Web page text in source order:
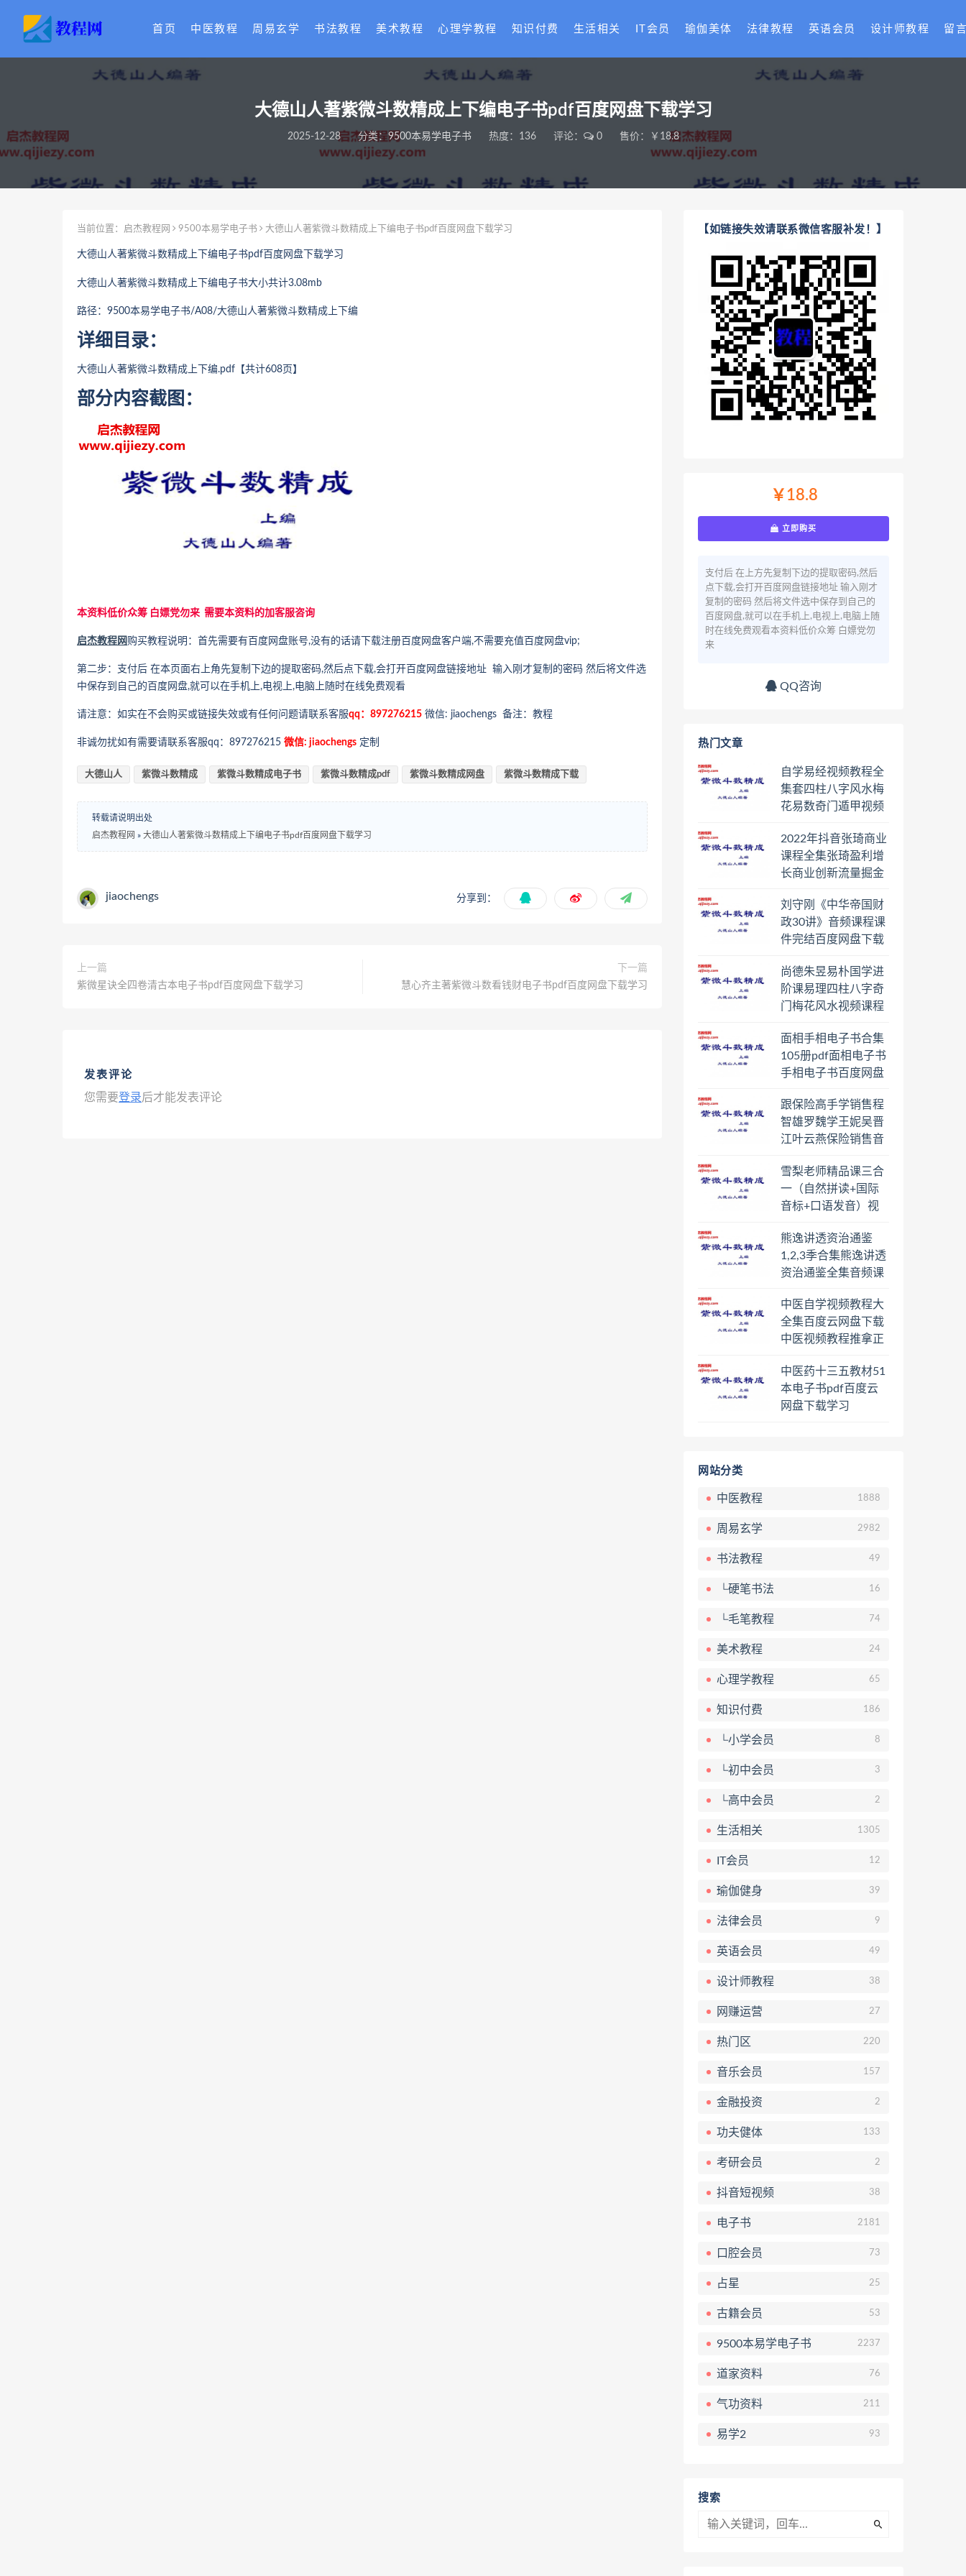
首页 中医教程 周易玄学 书法教程 美术教程 心理学教程 知识付费 生活相关 IT会员 瑜伽美体 法律教程 英语会员 设计师教程 留
大德山人著紫微斗数精成上下编电子书pdf百度网盘下载学习
2025-12-28 分类：9500本易学电子书 热度：136 评论： 0 售价：￥18.8
当前位置： 启杰教程网 9500本易学电子书 大德山人著紫微斗数精成上下编电子书pdf百度网盘下载学习
大德山人著紫微斗数精成上下编电子书pdf百度网盘下载学习
大德山人著紫微斗数精成上下编电子书大小共计3.08mb
路径：9500本易学电子书/A08/大德山人著紫微斗数精成上下编
详细目录：
大德山人著紫微斗数精成上下编.pdf【共计608页】
部分内容截图：
本资料低价众筹 白嫖党勿来 需要本资料的加客服咨询
启杰教程网 购买教程说明：首先需要有百度网盘账号,没有的话请下载注册百度网盘客户端,不需要充值百度网盘vip;
第二步：支付后 在本页面右上角先复制下边的提取密码,然后点下载,会打开百度网盘链接地址 输入刚才复制的密码 然后将文件选
中保存到自己的百度网盘,就可以在手机上,电视上,电脑上随时在线免费观看
请注意：如实在不会购买或链接失效或有任何问题请联系客服qq：897276215 微信: jiaochengs 备注：教程
非诚勿扰如有需要请联系客服qq：897276215 微信: jiaochengs 定制
大德山人 紫微斗数精成 紫微斗数精成电子书 紫微斗数精成pdf 紫微斗数精成网盘 紫微斗数精成下载
转载请说明出处
启杰教程网 » 大德山人著紫微斗数精成上下编电子书pdf百度网盘下载学习
jiaochengs 分享到：
上一篇
紫微星诀全四卷清古本电子书pdf百度网盘下载学习
下一篇
慧心齐主著紫微斗数看钱财电子书pdf百度网盘下载学习
发表评论
您需要登录后才能发表评论
【如链接失效请联系微信客服补发！】
￥18.8
立即购买
支付后 在上方先复制下边的提取密码,然后
点下载,会打开百度网盘链接地址 输入刚才
复制的密码 然后将文件选中保存到自己的
百度网盘,就可以在手机上,电视上,电脑上随
时在线免费观看本资料低价众筹 白嫖党勿
来
QQ咨询
热门文章
自学易经视频教程全
集套四柱八字风水梅
花易数奇门遁甲视频
日罗盘教程百度云网
盘会员
2022年抖音张琦商业
课程全集张琦盈利增
长商业创新流量掘金
盘下载学习
刘守刚《中华帝国财
政30讲》音频课程课
件完结百度网盘下载
尚德朱昱易朴国学进
阶课易理四柱八字奇
门梅花风水视频课程
学习
面相手相电子书合集
105册pdf面相电子书
手相电子书百度网盘
跟保险高手学销售程
智雄罗魏学王妮吴晋
江叶云燕保险销售音
盘下载学习
雪梨老师精品课三合
一（自然拼读+国际
音标+口语发音）视
载学习
熊逸讲透资治通鉴
1,2,3季合集熊逸讲透
资治通鉴全集音频课
一二三辑合集百度云
网盘下载学习
中医自学视频教程大
全集百度云网盘下载
中医视频教程推拿正
经络脉诊面诊舌诊手
诊私密终身会员百度
网盘共享群
中医药十三五教材51
本电子书pdf百度云
网盘下载学习
网站分类
中医教程 1888
周易玄学 2982
书法教程 49
└硬笔书法 16
└毛笔教程 74
美术教程 24
心理学教程 65
知识付费 186
└小学会员 8
└初中会员 3
└高中会员 2
生活相关 1305
IT会员 12
瑜伽健身 39
法律会员 9
英语会员 49
设计师教程 38
网赚运营 27
热门区 220
音乐会员 157
金融投资 2
功夫健体 133
考研会员 2
抖音短视频 38
电子书 2181
口腔会员 73
占星 25
古籍会员 53
9500本易学电子书 2237
道家资料 76
气功资料 211
易学2 93
搜索